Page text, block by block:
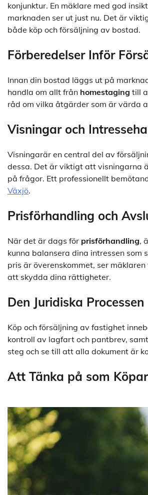
konjunktur. En mäklare med god
marknaden ser ut just nu. Det är
både köp och försäljning av bostad.
Förberedelser Inför
Innan din bostad läggs ut på
handla om allt från homestaging till
råd om vilka åtgärder som är värda
Visningar och
Visningarär en central del av
dessa. Det är viktigt att visningarna
på frågor. Ett professionellt
Växjö.
Prisförhandling och
När det är dags för prisförhandling,
kunna balansera dina intressen
pris är överenskommet, ser
att skydda dina rättigheter.
Den Juridiska Processen
Köp och försäljning av fastighet
kontroll av lagfart och pantbrev,
steg och se till att alla dokument är
Att Tänka på som